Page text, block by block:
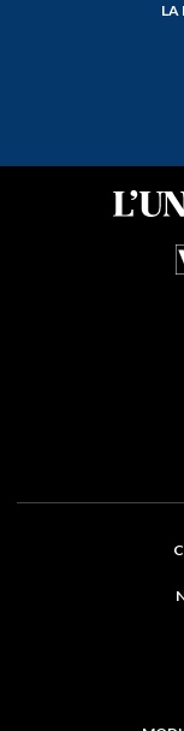
LA